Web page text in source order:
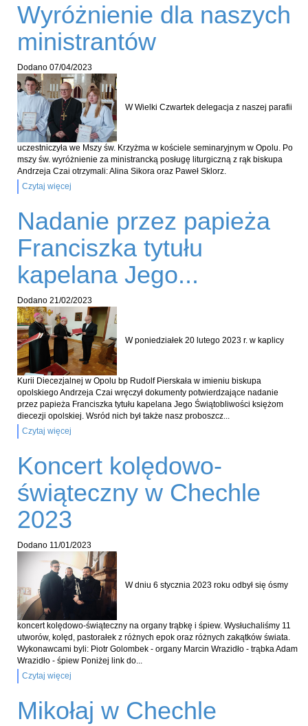
Wyróżnienie dla naszych
ministrantów
Dodano 07/04/2023
W Wielki Czwartek delegacja z naszej parafii
uczestniczyła we Mszy św. Krzyżma w kościele seminaryjnym w Opolu. Po
mszy św. wyróżnienie za ministrancką posługę liturgiczną z rąk biskupa
Andrzeja Czai otrzymali: Alina Sikora oraz Paweł Sklorz.
Czytaj więcej
Nadanie przez papieża
Franciszka tytułu
kapelana Jego...
Dodano 21/02/2023
W poniedziałek 20 lutego 2023 r. w kaplicy
Kurii Diecezjalnej w Opolu bp Rudolf Pierskała w imieniu biskupa
opolskiego Andrzeja Czai wręczył dokumenty potwierdzające nadanie
przez papieża Franciszka tytułu kapelana Jego Świątobliwości księżom
diecezji opolskiej. Wsród nich był także nasz proboszcz...
Czytaj więcej
Koncert kolędowo-
świąteczny w Chechle
2023
Dodano 11/01/2023
W dniu 6 stycznia 2023 roku odbył się ósmy
koncert kolędowo-świąteczny na organy trąbkę i śpiew. Wysłuchaliśmy 11
utworów, kolęd, pastorałek z różnych epok oraz różnych zakątków świata.
Wykonawcami byli: Piotr Golombek - organy Marcin Wrazidło - trąbka Adam
Wrazidło - śpiew Poniżej link do...
Czytaj więcej
Mikołaj w Chechle